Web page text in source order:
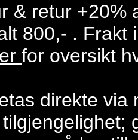
& retur +20%
800,- . Frakt
for oversikt
direkte